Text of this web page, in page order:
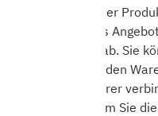
Mit Einstellung der
ein verbindliches
diese Produkte ab. Sie
unverbindlich in den
vor Absenden Ihrer
korrigieren, indem Sie